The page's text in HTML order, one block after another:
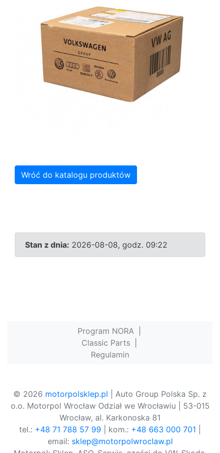
Wróć do katalogu produktów
Stan z dnia: 2026-08-08, godz. 09:22
Program NORA
Classic Parts
Regulamin
© 2026 motorpolsklep.pl | Auto Group Polska Sp. z
o.o. Motorpol Wrocław Odział we Wrocławiu | 53-015
Wrocław, al. Karkonoska 81
tel.: +48 71 788 57 99 | kom.: +48 663 000 701
email: sklep@motorpolwroclaw.pl